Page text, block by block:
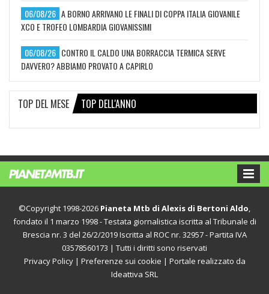
06/08/26 A BORNO ARRIVANO LE FINALI DI COPPA ITALIA GIOVANILE
XCO E TROFEO LOMBARDIA GIOVANISSIMI
06/08/26 CONTRO IL CALDO UNA BORRACCIA TERMICA SERVE
DAVVERO? ABBIAMO PROVATO A CAPIRLO
TOP DEL MESE TOP DELL'ANNO
©Copyright 1998-2026 Pianeta Mtb di Alexis di Bertoni Aldo
fondato il 1 marzo 1998 - Testata giornalistica iscritta al Tribunale di
Brescia nr. 3 del 26/2/2019 Iscritta al ROC nr. 32957 - Partita IVA
03578560173 | Tutti i diritti sono riservati
Privacy Policy| Preferenze sui cookie | Portale realizzato da
Ideattiva SRL